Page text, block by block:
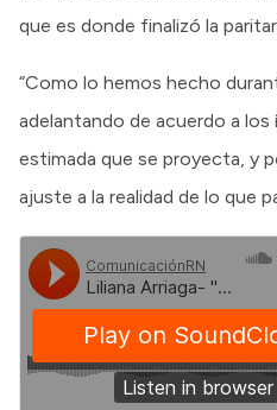
que es donde finalizó la
“Como lo hemos hecho
adelantando de acuerdo a
estimada que se proyecta, y
ajuste a la realidad de lo que